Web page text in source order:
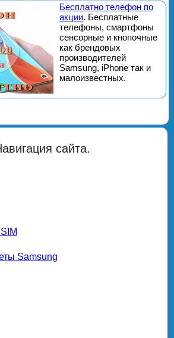
Бесплатно телефон по
акции. Бесплатные
телефоны, смартфоны
сенсорные и кнопочные
как брендовых
производителей
Samsung, iPhone так и
малоизвестных.
сайта.
Samsung